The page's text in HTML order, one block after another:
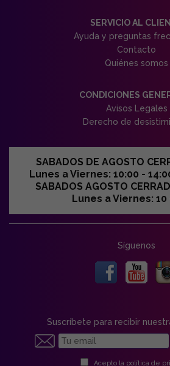
SERVICIO AL
Ayuda y preguntas
Contacto
Quiénes somos
CONDICIONES
Avisos Legales
Derecho de
SABADOS DE AGOSTO
Lunes a Viernes: 10:00 -
SABADOS AGOSTO
Lunes a Viernes: 10
Síguenos
Suscríbete para recibir
Acepto la política de